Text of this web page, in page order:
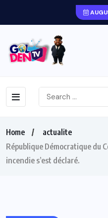
Home
actualite
République Démocratique du
incendie s’est déclaré.